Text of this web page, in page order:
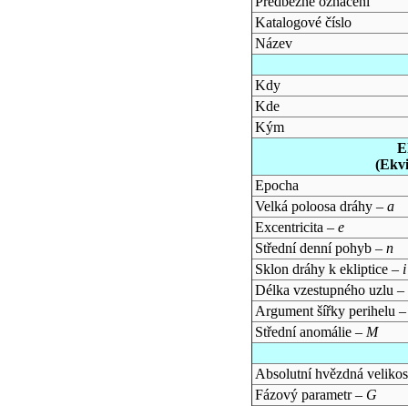
Katalogové číslo
Název
Kdy
Kde
Kým
Epocha
Velká poloosa dráhy – a
Excentricita – e
Střední denní pohyb – n
Sklon dráhy k ekliptice – i
Délka vzestupného uzlu –
Argument šířky perihelu
Střední anomálie – M
Absolutní hvězdná
Fázový parametr – G